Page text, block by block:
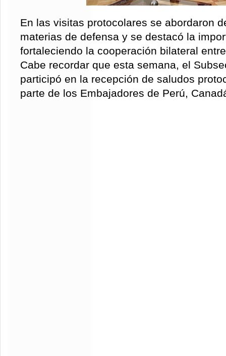
En las visitas protocolares se abordaron
materias de defensa y se destacó la
fortaleciendo la cooperación bilateral
Cabe recordar que esta semana, el
participó en la recepción de saludos
parte de los Embajadores de Perú,